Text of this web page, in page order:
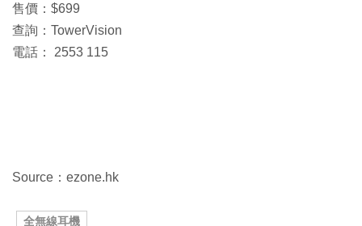
售價：$699
查詢：TowerVision
電話： 2553 115
Source：ezone.hk
全無線耳機